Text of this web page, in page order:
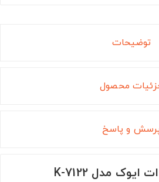
توضیحات
محصول
و پاسخ